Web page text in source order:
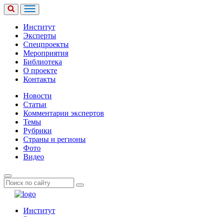
Институт
Эксперты
Спецпроекты
Мероприятия
Библиотека
О проекте
Контакты
Новости
Статьи
Комментарии экспертов
Темы
Рубрики
Страны и регионы
Фото
Видео
Институт